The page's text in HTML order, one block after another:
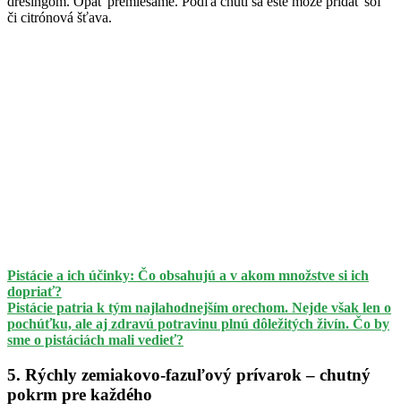
či citrónová šťava.
Pistácie a ich účinky: Čo obsahujú a v akom množstve si ich
dopriať?
Pistácie patria k tým najlahodnejším orechom. Nejde však len o
pochúťku, ale aj zdravú potravinu plnú dôležitých živín. Čo by
sme o pistáciách mali vedieť?
5. Rýchly zemiakovo-fazuľový prívarok – chutný
pokrm pre každého